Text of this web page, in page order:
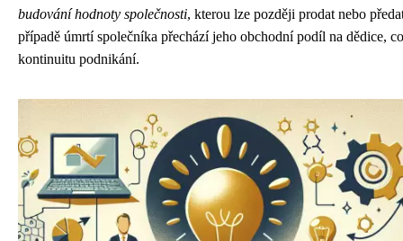
budování hodnoty společnosti, kterou lze později prodat nebo
případě úmrtí společníka přechází jeho obchodní podíl na dědice,
kontinuitu podnikání.